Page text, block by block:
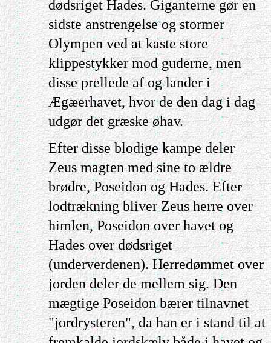
dødsriget Hades. Giganterne gør en
sidste anstrengelse og stormer
Olympen ved at kaste store
klippestykker mod guderne, men
disse prellede af og lander i
Ægæerhavet, hvor de den dag i dag
udgør det græske øhav.
Efter disse blodige kampe deler
Zeus magten med sine to ældre
brødre, Poseidon og Hades. Efter
lodtrækning bliver Zeus herre over
himlen, Poseidon over havet og
Hades over dødsriget
(underverdenen). Herredømmet over
jorden deler de mellem sig. Den
mægtige Poseidon bærer tilnavnet
"jordrysteren", da han er i stand til at